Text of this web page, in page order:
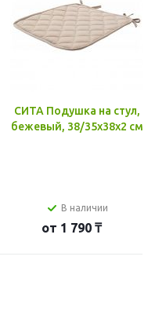
СИТА Подушка на стул,
бежевый, 38/35x38x2 см
В наличии
от 1 790 ₸